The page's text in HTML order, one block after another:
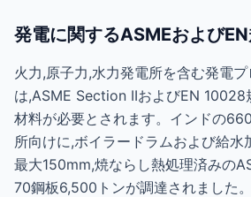
発電に関するASMEおよび
火力,原子力,水力発電所を含む発電
は,ASME Section IIおよびEN 10028
材料が必要とされます。インドの
所向けに,ボイラードラムおよび給水
最大150mm,焼ならし熱処理済みの
70鋼板6,500トンが調達されました